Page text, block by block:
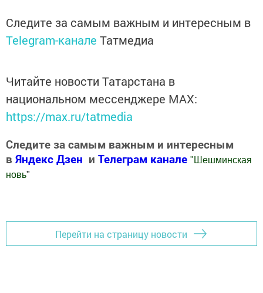
Следите за самым важным и интересным в
Telegram-канале Татмедиа
Читайте новости Татарстана в
национальном мессенджере MАХ:
https://max.ru/tatmedia
Следите за самым важным и интересным
в Яндекс Дзен и Телеграм канале " Шешминская
новь"
Перейти на страницу новости